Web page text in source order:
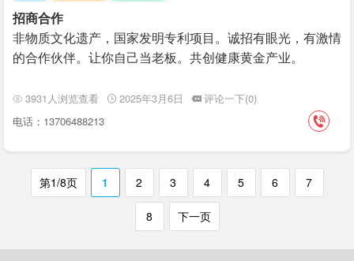
招商合作
非物质文化遗产，国家发明专利项目。诚招有眼光，有激情
的合作伙伴。让你自己当老板。共创健康黄金产业。
3931人浏览查看 2025年3月6日
评论一下(0)
电话：13706488213
第1/8页 1 2 3 4 5 6 7
8 下一页